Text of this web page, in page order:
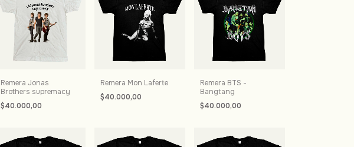
Remera Jonas
Brothers supremacy
$40.000,00
Remera Mon Laferte
$40.000,00
Remera BTS -
Bangtang
$40.000,00